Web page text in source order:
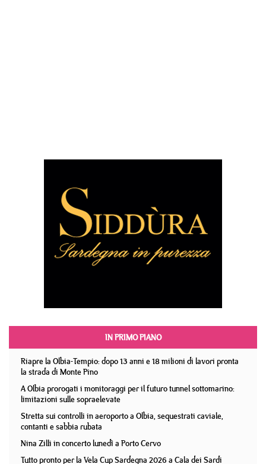
IN PRIMO PIANO
Riapre la Olbia-Tempio: dopo 13 anni e 18 milioni di lavori pronta
la strada di Monte Pino
A Olbia prorogati i monitoraggi per il futuro tunnel sottomarino:
limitazioni sulle sopraelevate
Stretta sui controlli in aeroporto a Olbia, sequestrati caviale,
contanti e sabbia rubata
Nina Zilli in concerto lunedì a Porto Cervo
Tutto pronto per la Vela Cup Sardegna 2026 a Cala dei Sardi